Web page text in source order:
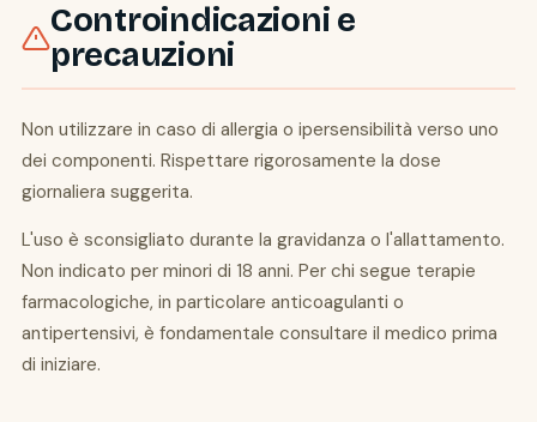
Controindicazioni e
precauzioni
Non utilizzare in caso di allergia o ipersensibilità verso uno
dei componenti. Rispettare rigorosamente la dose
giornaliera suggerita.
L'uso è sconsigliato durante la gravidanza o l'allattamento.
Non indicato per minori di 18 anni. Per chi segue terapie
farmacologiche, in particolare anticoagulanti o
antipertensivi, è fondamentale consultare il medico prima
di iniziare.